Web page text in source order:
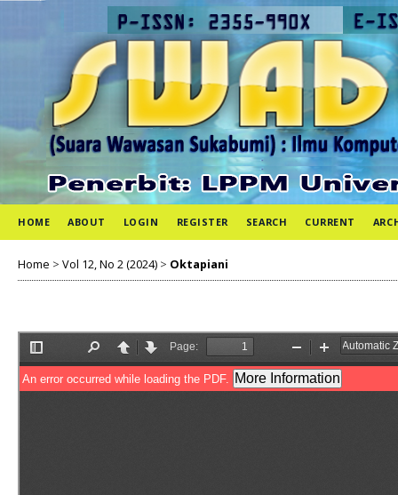
HOME ABOUT LOGIN REGISTER SEARCH CURRENT
Home > Vol 12, No 2 (2024) > Oktapiani